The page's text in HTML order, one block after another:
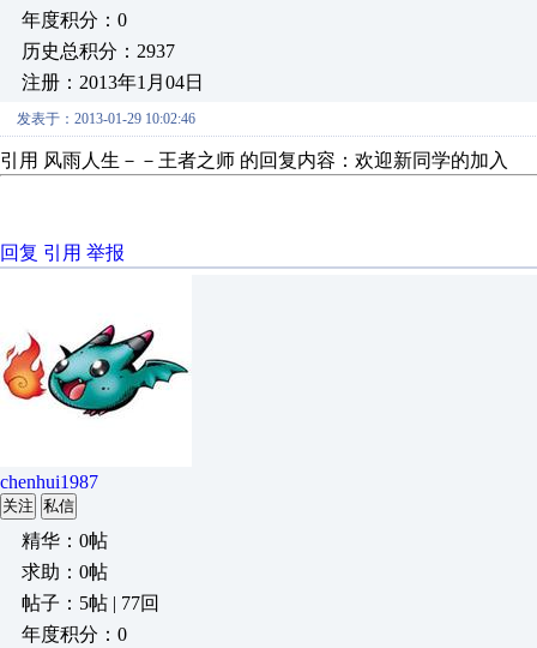
年度积分：0
历史总积分：2937
注册：2013年1月04日
发表于：2013-01-29 10:02:46
引用 风雨人生－－王者之师 的回复内容：欢迎新同学的
回复 引用 举报
chenhui1987
关注 私信
精华：0帖
求助：0帖
帖子：5帖 | 77回
年度积分：0